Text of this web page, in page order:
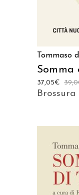
Tommaso
Somma
37,05€
Brossura